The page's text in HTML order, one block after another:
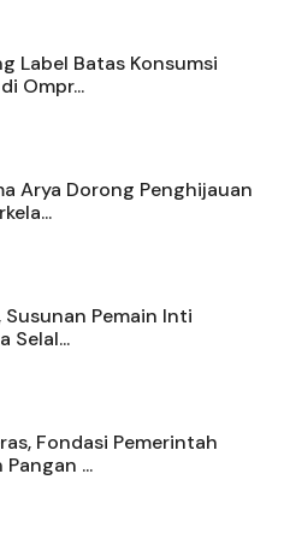
Label Batas Konsumsi
Ompr...
Arya Dorong Penghijauan
Susunan Pemain Inti
Selal...
Fondasi Pemerintah
...